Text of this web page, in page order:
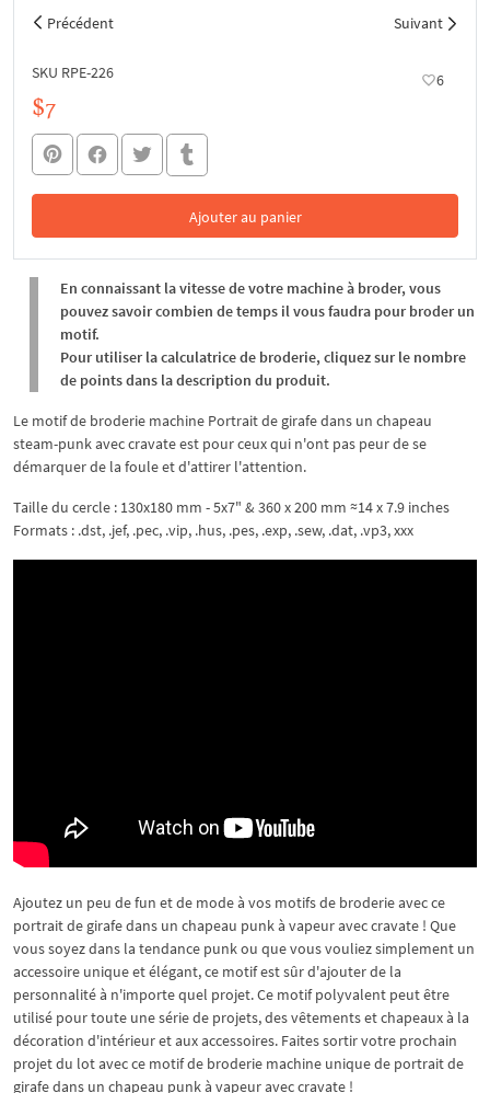
Précédent Suivant
SKU RPE-226 6
$7
Ajouter au panier
Dans le panier
En connaissant la vitesse de votre machine à broder, vous
pouvez savoir combien de temps il vous faudra pour broder un
motif.
Pour utiliser la calculatrice de broderie, cliquez sur le nombre
de points dans la description du produit.
Le motif de broderie machine Portrait de girafe dans un chapeau
steam-punk avec cravate est pour ceux qui n'ont pas peur de se
démarquer de la foule et d'attirer l'attention.
Taille du cercle : 130x180 mm - 5x7" & 360 x 200 mm ≈14 x 7.9 inches
Formats : .dst, .jef, .pec, .vip, .hus, .pes, .exp, .sew, .dat, .vp3, xxx
Ajoutez un peu de fun et de mode à vos motifs de broderie avec ce
portrait de girafe dans un chapeau punk à vapeur avec cravate ! Que
vous soyez dans la tendance punk ou que vous vouliez simplement un
accessoire unique et élégant, ce motif est sûr d'ajouter de la
personnalité à n'importe quel projet. Ce motif polyvalent peut être
utilisé pour toute une série de projets, des vêtements et chapeaux à la
décoration d'intérieur et aux accessoires. Faites sortir votre prochain
projet du lot avec ce motif de broderie machine unique de portrait de
girafe dans un chapeau punk à vapeur avec cravate !